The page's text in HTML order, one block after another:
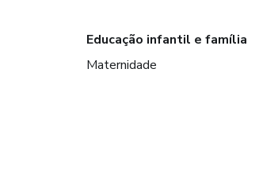
Educação infantil e família
Maternidade